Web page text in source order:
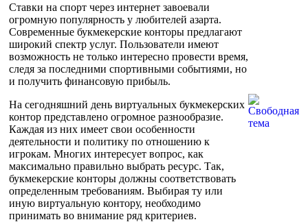
Ставки на спорт через интернет завоевали
огромную популярность у любителей азарта.
Современные букмекерские конторы предлагают
широкий спектр услуг. Пользователи имеют
возможность не только интересно провести время,
следя за последними спортивными событиями, но
и получить финансовую прибыль.
На сегодняшний день виртуальных букмекерских
контор представлено огромное разнообразие.
Каждая из них имеет свои особенности
деятельности и политику по отношению к
игрокам. Многих интересует вопрос, как
максимально правильно выбрать ресурс. Так,
букмекерские конторы должны соответствовать
определенным требованиям. Выбирая ту или
иную виртуальную контору, необходимо
принимать во внимание ряд критериев.